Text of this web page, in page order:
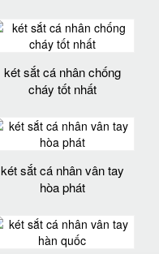
két sắt cá nhân chống
cháy tốt nhất
két sắt cá nhân vân tay
hòa phát